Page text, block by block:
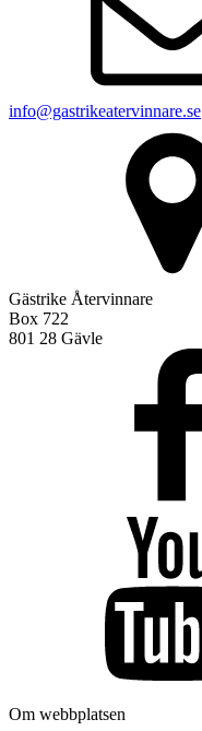
info@gastrikeatervinnare.se
Gästrike Återvinnare
Box 722
801 28 Gävle
Om webbplatsen